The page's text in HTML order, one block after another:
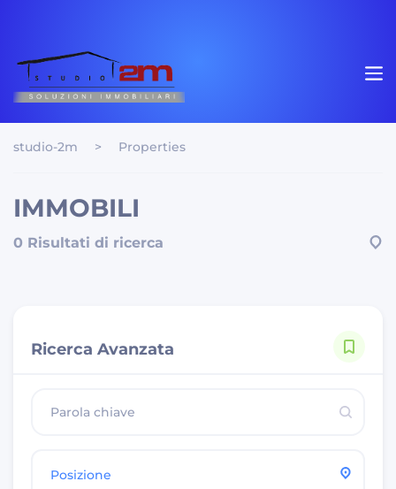
studio-2m > Properties
Ricerca Avanzata
Posizione
IMMOBILI
0 Risultati di ricerca